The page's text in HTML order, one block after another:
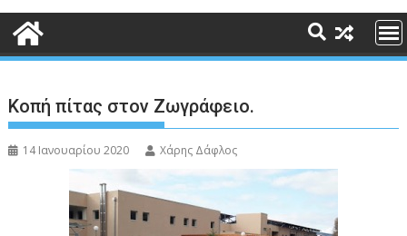
Κοπή πίτας στον Ζωγράφειο.
14 Ιανουαρίου 2020 Χάρης Δάφλος